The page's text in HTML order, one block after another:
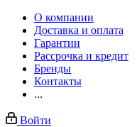
О компании
Доставка и оплата
Гарантии
Рассрочка и кредит
Бренды
Контакты
...
Войти